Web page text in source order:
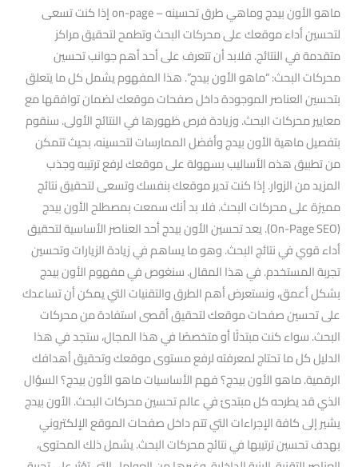
ماهو الأون بيدج وماهي طرق تحسينه – on-page إذا كنت تسعى
لتحسين أداء موقعك على محركات البحث وتطمح لتحقيق مراكز
متقدمة في النتائج. فلابد أن تتعرف على أحد أهم جوانب تحسين
محركات البحث: “ماهو الأون بيدج”. هذا المفهوم يشمل كل ما يتعلق
بتحسين العناصر الموجودة داخل صفحات موقعك لضمان توافقها مع
معايير محركات البحث. وزيادة فرص ظهورها في النتائج الأولى. سنقوم
بتفصيل ماهية الأون بيدج وأفضل الممارسات لتحسينه، بحيث تتمكن
من تطبيق هذه الأساليب بسهولة على موقعك لرفع ترتيبه وجذب
المزيد من الزوار. إذا كنت تدير موقعك بنفسك وتسعى لتحقيق نتائج
مميزة على محركات البحث. فلا بد أنك سمعت بمصطلح الأون بيدج
(On-Page SEO). يعد تحسين الأون بيدج أحد العناصر الأساسية لتحقيق
أداء قوي في نتائج البحث. وهو ما يساهم في زيادة الزيارات وتحسين
تجربة المستخدم. في هذا المقال. سنغوص في مفهوم الأون بيدج
بشكل أعمق، ونستعرض أهم الطرق والتقنيات التي يمكن أن تساعدك
على تحسين صفحات موقعك لتحقيق أقصى استفادة من محركات
البحث. سواء كنت مبتدئًا أو متخصصًا في هذا المجال، ستجد في هذا
الدليل كل ما تحتاج لمعرفته لرفع مستوى موقعك وتحقيق أهدافك
الرقمية. ماهو الأون بيدج؟ فهم الأساسيات ماهو الأون بيدج؟ السؤال
الذي قد يطرحه كل مبتدئ في عالم تحسين محركات البحث. الأون بيدج
يشير إلى كافة الإجراءات التي تتم داخل صفحات الموقع الإلكتروني
بهدف تحسين ترتيبها في نتائج محركات البحث. يشمل ذلك المحتوى،